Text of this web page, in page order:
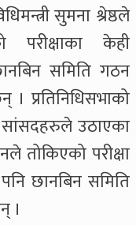
सुमना श्रेष्ठले
परीक्षाका केही
समिति गठन
प्रतिनिधिसभाको
उठाएका
तोकिएको परीक्षा
छानबिन समिति
।